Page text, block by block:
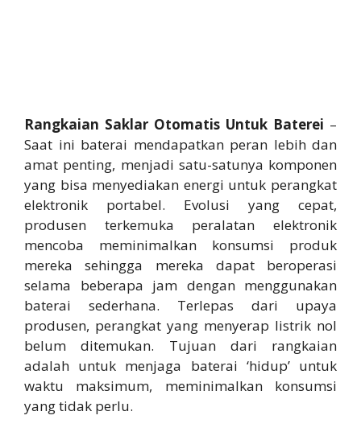
Rangkaian Saklar Otomatis Untuk Baterei –
Saat ini baterai mendapatkan peran lebih dan
amat penting, menjadi satu-satunya komponen
yang bisa menyediakan energi untuk perangkat
elektronik portabel. Evolusi yang cepat,
produsen terkemuka peralatan elektronik
mencoba meminimalkan konsumsi produk
mereka sehingga mereka dapat beroperasi
selama beberapa jam dengan menggunakan
baterai sederhana. Terlepas dari upaya
produsen, perangkat yang menyerap listrik nol
belum ditemukan. Tujuan dari rangkaian
adalah untuk menjaga baterai ‘hidup’ untuk
waktu maksimum, meminimalkan konsumsi
yang tidak perlu.